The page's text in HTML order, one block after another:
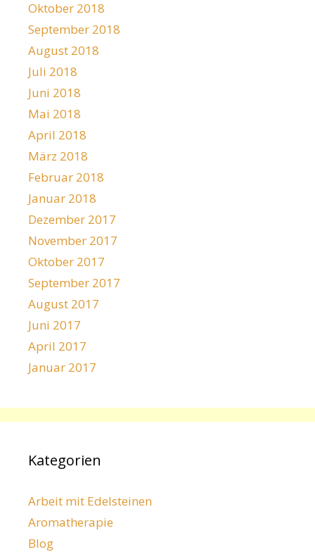
Oktober 2018
September 2018
August 2018
Juli 2018
Juni 2018
Mai 2018
April 2018
März 2018
Februar 2018
Januar 2018
Dezember 2017
November 2017
Oktober 2017
September 2017
August 2017
Juni 2017
April 2017
Januar 2017
Kategorien
Arbeit mit Edelsteinen
Aromatherapie
Blog